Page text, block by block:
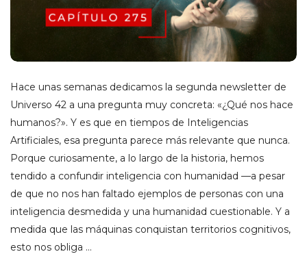
d
r
í
g
u
e
z
Hace unas semanas dedicamos la segunda newsletter de
Universo 42 a una pregunta muy concreta: «¿Qué nos hace
humanos?». Y es que en tiempos de Inteligencias
Artificiales, esa pregunta parece más relevante que nunca.
Porque curiosamente, a lo largo de la historia, hemos
tendido a confundir inteligencia con humanidad —a pesar
de que no nos han faltado ejemplos de personas con una
inteligencia desmedida y una humanidad cuestionable. Y a
medida que las máquinas conquistan territorios cognitivos,
esto nos obliga …